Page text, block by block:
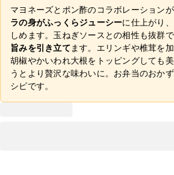
マヨネーズとポン酢のコラボレーションが
ラの身がふっくらジューシーに仕上がり
しめます。玉ねぎソースとの相性も抜群で
旨みを引き立て ます。エリンギや椎茸を
胡椒やかいわれ大根をトッピングしても
うとより贅沢な味わいに。お弁当のおか
シピです。